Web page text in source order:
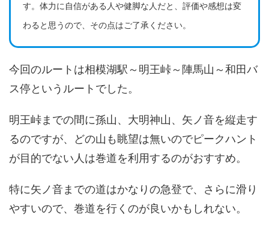
す。体力に自信がある人や健脚な人だと、評価や感想は変
わると思うので、その点はご了承ください。
今回のルートは相模湖駅～明王峠～陣馬山～和田バ
ス停というルートでした。
明王峠までの間に孫山、大明神山、矢ノ音を縦走す
るのですが、どの山も眺望は無いのでピークハント
が目的でない人は巻道を利用するのがおすすめ。
特に矢ノ音までの道はかなりの急登で、さらに滑り
やすいので、巻道を行くのが良いかもしれない。